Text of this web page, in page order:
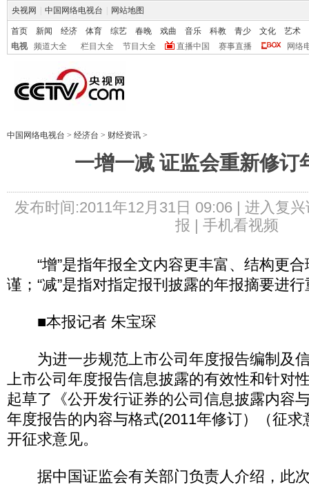
央视网 中国网络电视台 网站地图
首页 新闻 经济 体育 综艺 春晚 戏曲 音乐 科教 青少 文化
艺术
电视
频道大全 栏目大全 节目大全 直播中国 赛事直播 网络
中国网络电视台 > 经济台 > 财经资讯 >
一增一减 证监会重新修订
发布时间:2011年12月31日 09:06 | 进入复兴
报 | 手机看视频
“增”是指年报全文内容更丰富、结构更合
谨；“减”是指对指定报刊披露的年报摘要进
■本报记者 朱宝琛
为进一步规范上市公司年度报告编制及
上市公司年度报告信息披露的有效性和针对
起草了《公开发行证券的公司信息披露内
年度报告的内容与格式(2011年修订）（征
开征求意见。
据中国证监会有关部门负责人介绍，此